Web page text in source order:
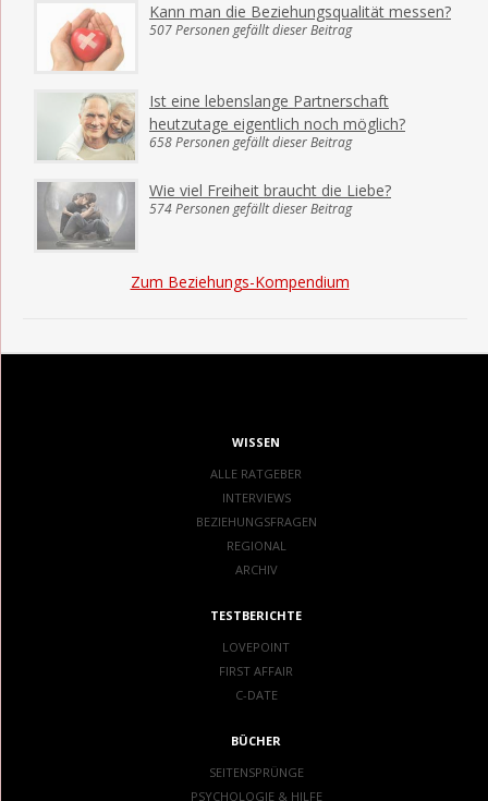
Kann man die Beziehungsqualität messen?
507 Personen gefällt dieser Beitrag
Ist eine lebenslange Partnerschaft
heutzutage eigentlich noch möglich?
658 Personen gefällt dieser Beitrag
Wie viel Freiheit braucht die Liebe?
574 Personen gefällt dieser Beitrag
Zum Beziehungs-Kompendium
WISSEN
ALLE RATGEBER
INTERVIEWS
BEZIEHUNGSFRAGEN
REGIONAL
ARCHIV
TESTBERICHTE
LOVEPOINT
FIRST AFFAIR
C-DATE
BÜCHER
SEITENSPRÜNGE
PSYCHOLOGIE & HILFE